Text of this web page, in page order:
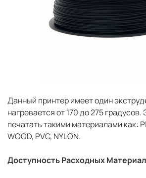
Данный принтер имеет один
нагревается от 170 до 275
печатать такими материалами как:
WOOD, PVC, NYLON.
Доступность Расходных